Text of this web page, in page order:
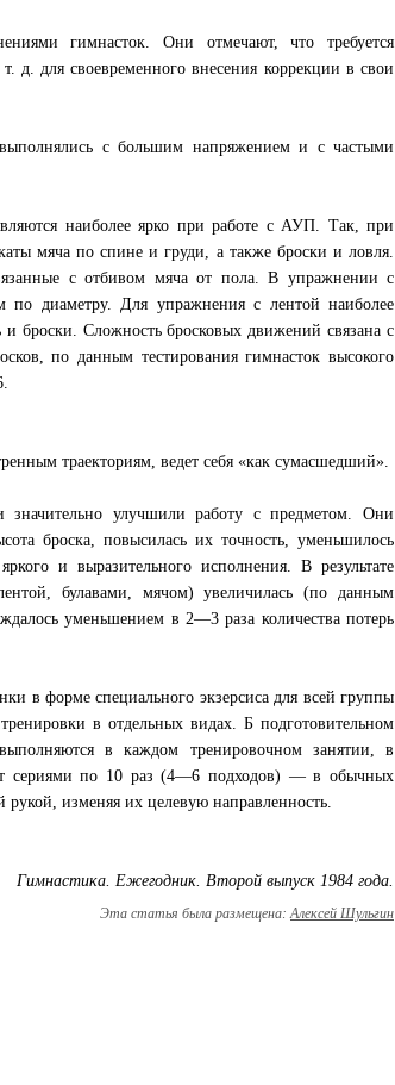
гимнасток. Они отмечают, что требуется
д. для своевременного внесения коррекции в свои
с большим напряжением и с частыми
наиболее ярко при работе с АУП. Так, при
мяча по спине и груди, а также броски и ловля.
с отбивом мяча от пола. В упражнении с
по диаметру. Для упражнения с лентой наиболее
броски. Сложность бросковых движений связана с
по данным тестирования гимнасток высокого
траекториям, ведет себя «как сумасшедший».
значительно улучшили работу с предметом. Они
броска, повысилась их точность, уменьшилось
и выразительного исполнения. В результате
булавами, мячом) увеличилась (по данным
уменьшением в 2—3 раза количества потерь
в форме специального экзерсиса для всей группы
в отдельных видах. Б подготовительном
в каждом тренировочном занятии, в
сериями по 10 раз (4—6 подходов) — в обычных
изменяя их целевую направленность.
Гимнастика. Ежегодник. Второй выпуск 1984 года.
Эта статья была размещена:Алексей Шульгин